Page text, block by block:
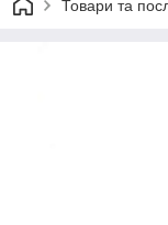
Товари та